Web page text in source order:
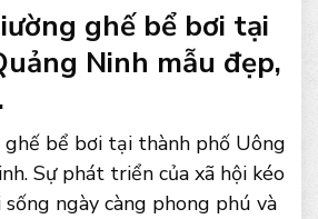
ghế bể bơi tại
Ninh mẫu đẹp,
ghế bể bơi tại thành phố Uông
Sự phát triển của xã hội kéo
ngày càng phong phú và